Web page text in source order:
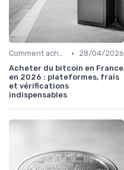
Comment acheter des cryptomonnaies •
28/04/2026
Acheter du bitcoin en France
en 2026 : plateformes, frais
et vérifications
indispensables